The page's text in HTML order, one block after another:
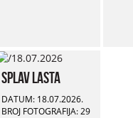
Splav Lasta
DATUM: 18.07.2026.
BROJ FOTOGRAFIJA: 29